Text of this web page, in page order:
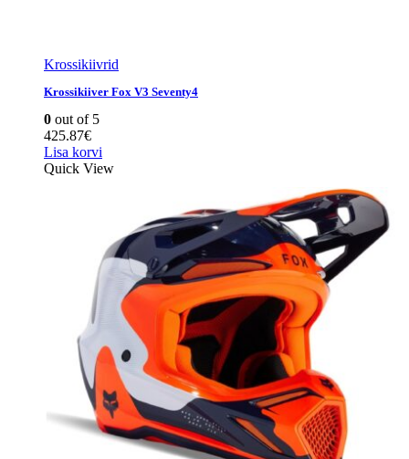
Krossikiivrid
Krossikiiver Fox V3 Seventy4
0 out of 5
425.87€
Lisa korvi
Quick View